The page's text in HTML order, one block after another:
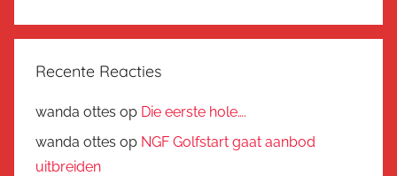
Recente Reacties
wanda ottes op Die eerste hole….
wanda ottes op NGF Golfstart gaat aanbod
uitbreiden